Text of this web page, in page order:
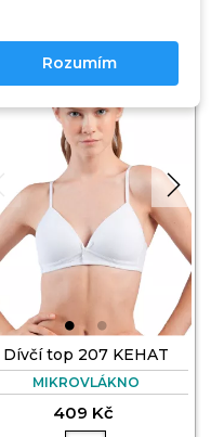
Dívčí top 207 KEHAT
MIKROVLÁKNO
409 Kč
Rozumím